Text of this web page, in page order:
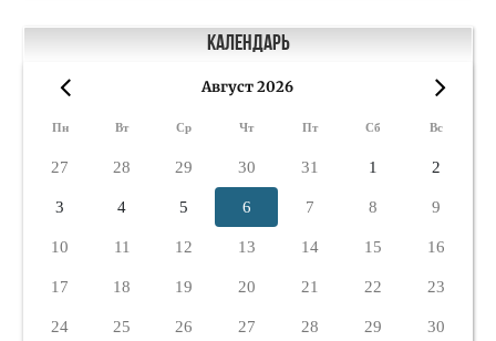
Календарь
Август 2026
Пн Вт Ср Чт Пт Сб Вс
27 28 29 30 31 1 2
3 4 5 6 7 8 9
10 11 12 13 14 15 16
17 18 19 20 21 22 23
24 25 26 27 28 29 30